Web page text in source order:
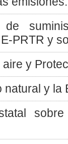
PRTR y
y
natural y la